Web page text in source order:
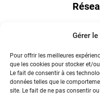
Gérer
Pour offrir les meilleures
que les cookies pour stocker et/
Le fait de consentir à ces
données telles que le
site. Le fait de ne pas consentir